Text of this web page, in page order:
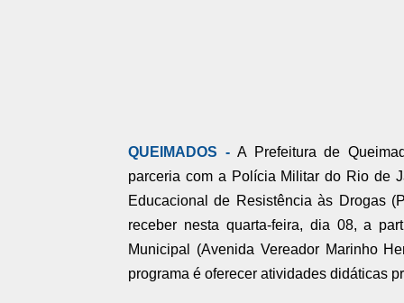
QUEIMADOS -A Prefeitura de
parceria com a Polícia Militar do Rio de
Educacional de Resistência às Drogas
receber nesta quarta-feira, dia 08, a
Municipal (Avenida Vereador Marinho
programa é oferecer atividades didáticas